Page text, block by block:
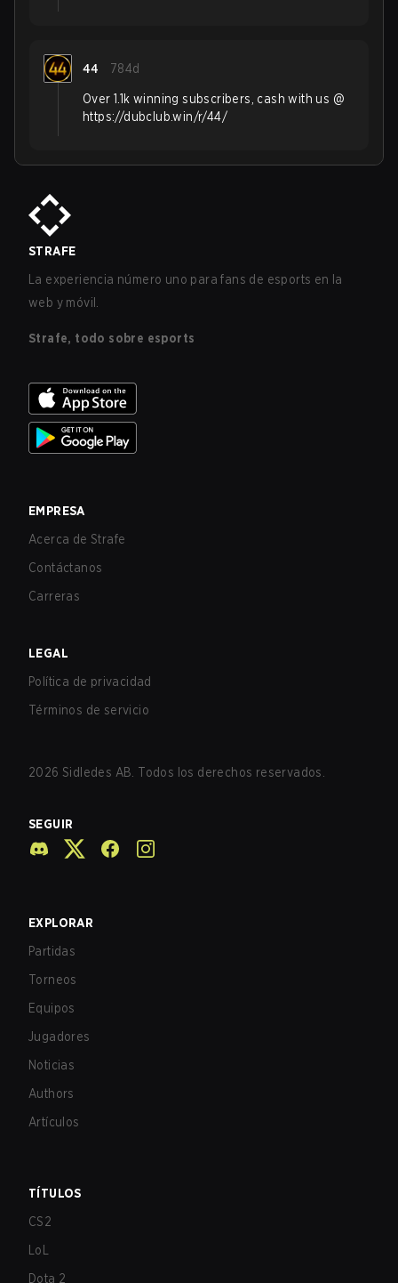
44 784d
Over 1.1k winning subscribers, cash with us @
https://dubclub.win/r/44/
STRAFE
La experiencia número uno para fans de esports en la
web y móvil.
Strafe, todo sobre esports
EMPRESA
Acerca de Strafe
Contáctanos
Carreras
LEGAL
Política de privacidad
Términos de servicio
2026 Sidledes AB. Todos los derechos reservados.
SEGUIR
EXPLORAR
Partidas
Torneos
Equipos
Jugadores
Noticias
Authors
Artículos
TÍTULOS
CS2
LoL
Dota 2